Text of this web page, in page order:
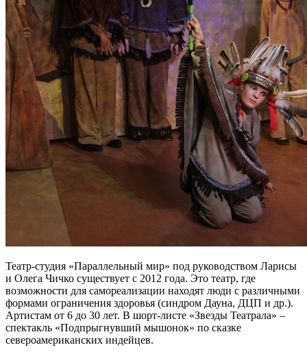
Театр-студия «Параллельный мир» под руководством Ларисы
и Олега Чичко существует с 2012 года. Это театр, где
возможности для самореализации находят люди с различными
формами ограничения здоровья (синдром Дауна, ДЦП и др.).
Артистам от 6 до 30 лет. В шорт-листе «Звезды Театрала» –
спектакль «Подпрыгнувший мышонок» по сказке
североамериканских индейцев.